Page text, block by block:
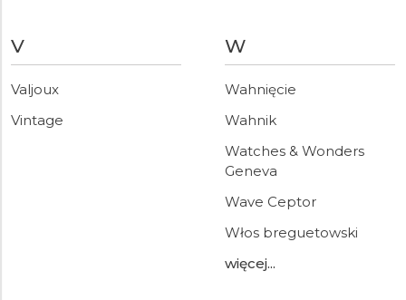
V
Valjoux
Vintage
W
Wahnięcie
Wahnik
Watches & Wonders
Geneva
Wave Ceptor
Włos breguetowski
więcej...